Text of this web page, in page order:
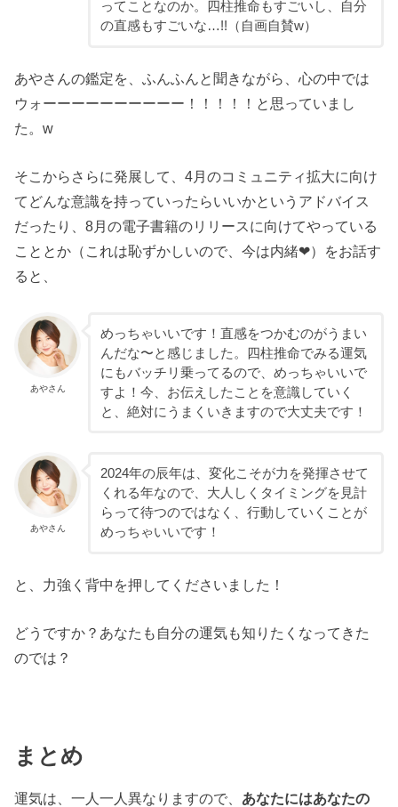
ってことなのか。四柱推命もすごいし、自分
の直感もすごいな…!!（自画自賛w）
あやさんの鑑定を、ふんふんと聞きながら、心の中では
ウォーーーーーーーーーー！！！！！と思っていまし
た。w
そこからさらに発展して、4月のコミュニティ拡大に向け
てどんな意識を持っていったらいいかというアドバイス
だったり、8月の電子書籍のリリースに向けてやっている
こととか（これは恥ずかしいので、今は内緒❤︎）をお話す
ると、
あやさん
めっちゃいいです！直感をつかむのがうまい
んだな〜と感じました。四柱推命でみる運気
にもバッチリ乗ってるので、めっちゃいいで
すよ！今、お伝えしたことを意識していく
と、絶対にうまくいきますので大丈夫です！
あやさん
2024年の辰年は、変化こそが力を発揮させて
くれる年なので、大人しくタイミングを見計
らって待つのではなく、行動していくことが
めっちゃいいです！
と、力強く背中を押してくださいました！
どうですか？あなたも自分の運気も知りたくなってきた
のでは？
まとめ
運気は、一人一人異なりますので、 あなたにはあなたの